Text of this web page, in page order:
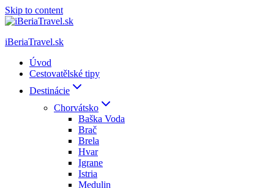
Skip to content
iBeriaTravel.sk
Úvod
Cestovatělské tipy
Destinácie
Chorvátsko
Baška Voda
Brač
Brela
Hvar
Igrane
Istria
Medulin